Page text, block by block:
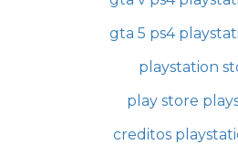
gta 5 ps4
playstation
play store
creditos